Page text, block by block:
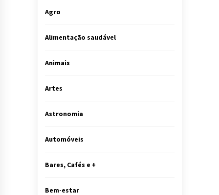
Agro
Alimentação saudável
Animais
Artes
Astronomia
Automóveis
Bares, Cafés e +
Bem-estar